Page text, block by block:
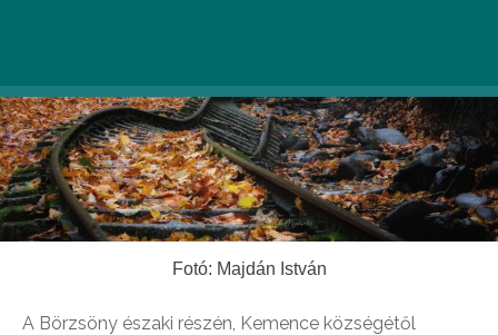
Fotó: Majdán István
A Börzsöny északi részén, Kemence községétől